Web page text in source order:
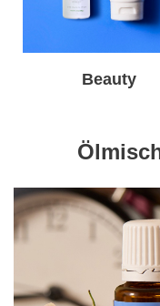
Beauty